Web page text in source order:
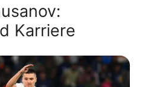
Karriere